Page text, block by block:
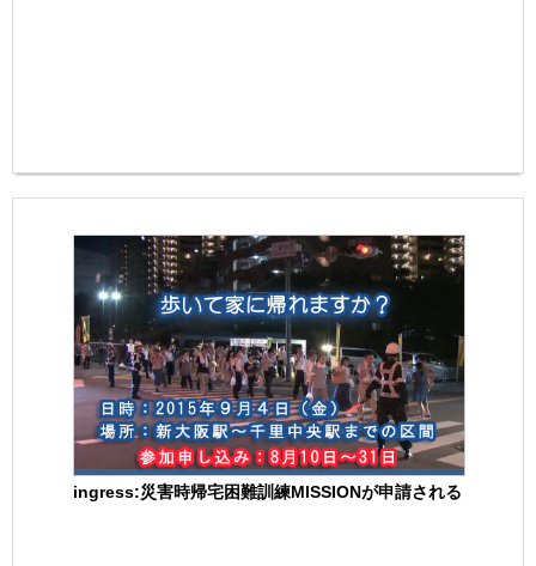
ingress:災害時帰宅困難訓練MISSIONが申請される